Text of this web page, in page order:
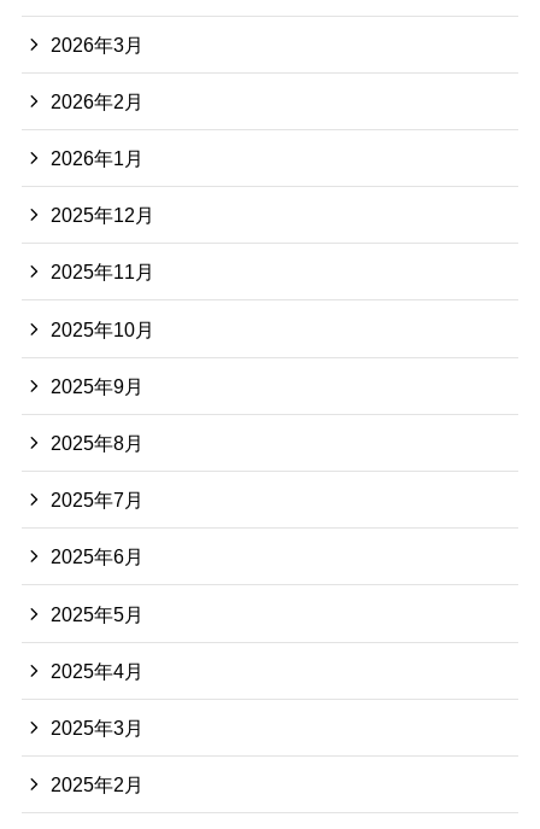
2026年3月
2026年2月
2026年1月
2025年12月
2025年11月
2025年10月
2025年9月
2025年8月
2025年7月
2025年6月
2025年5月
2025年4月
2025年3月
2025年2月